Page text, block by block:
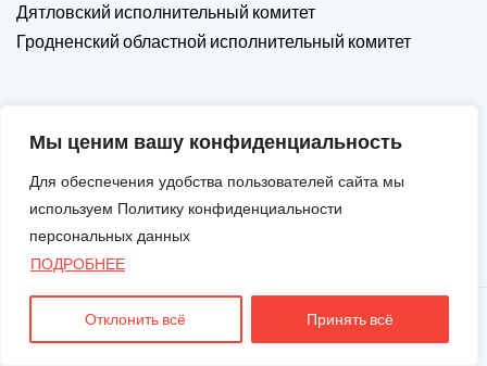
Мы ценим вашу конфиденциальность
Для обеспечения удобства пользователей сайта мы
используем Политику конфиденциальности
персональных данных
ПОДРОБНЕЕ
Отклонить всё Принять всё
Дятловский исполнительный комитет
Гродненский областной исполнительный комитет
Авторские Права © 2026. Все Права Защищены.